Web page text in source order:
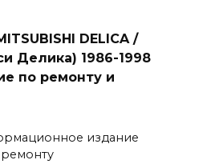
DELICA /
Делика) 1986-1998
по ремонту и
издание